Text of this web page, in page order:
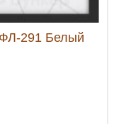
291 Белый